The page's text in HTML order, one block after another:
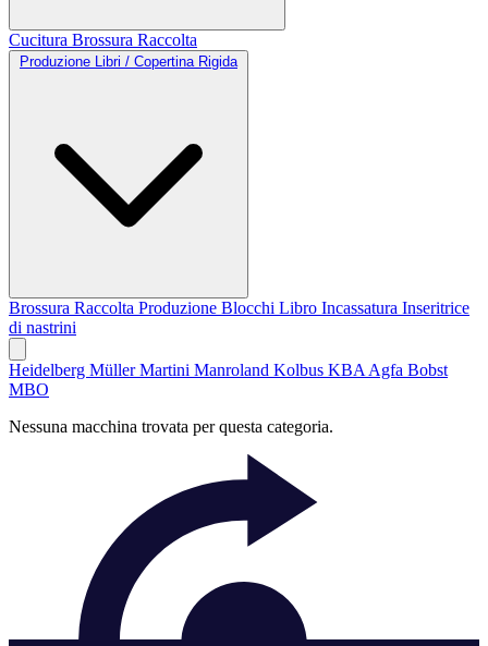
Cucitura Brossura Raccolta
Produzione Libri / Copertina Rigida
Brossura Raccolta Produzione Blocchi Libro Incassatura Inseritrice
di nastrini
Heidelberg Müller Martini Manroland Kolbus KBA Agfa Bobst
MBO
Nessuna macchina trovata per questa categoria.